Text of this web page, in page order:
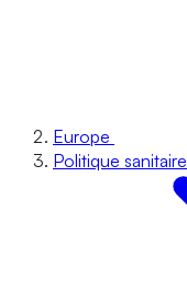
Europe
Politique sanitaire